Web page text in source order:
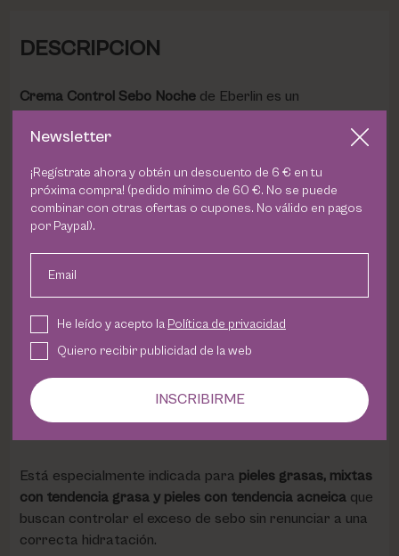
DESCRIPCION
Crema Control Sebo Nochede Eberlin es un
regular la producción de grasa y sebo, ayudando a
y brotes de acné.
Durante la noche, cuando la piel activa sus procesos
naturales de regeneración, su fórmula actúa
equilibrando el manto hidrolipídico y favoreciendo la
renovación celular, consiguiendo una piel más uniforme,
purificada y visiblemente rejuvenecida al despertar.
Su uso continuado ayuda a minimizar los brillos, mejorar
la textura cutánea y reducir la apariencia de los poros
dilatados, proporcionando una piel más limpia, fresca y
Está especialmente indicada para pieles grasas, mixtas
con tendencia grasa y pieles con tendencia acneicaque
buscan controlar el exceso de sebo sin renunciar a una
correcta hidratación.
Newsletter
¡Regístrate ahora y obtén un descuento de 6 € en tu
próxima compra! (pedido mínimo de 60 €. No se puede
combinar con otras ofertas o cupones. No válido en pagos
por Paypal).
Email
He leído y acepto la Política de privacidad
Quiero recibir publicidad de la web
INSCRIBIRME